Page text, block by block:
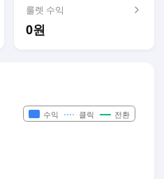
룰렛 수익
0원